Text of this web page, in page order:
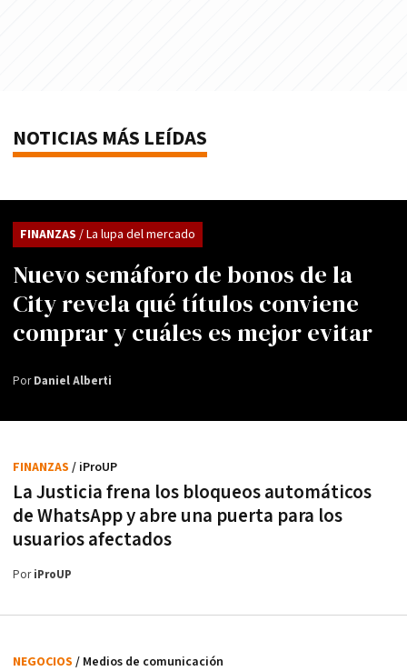
NOTICIAS MÁS LEÍDAS
Nuevo semáforo de bonos de la
City revela qué títulos conviene
comprar y cuáles es mejor evitar
FINANZAS / La lupa del mercado
PorDaniel Alberti
La Justicia frena los bloqueos automáticos
de WhatsApp y abre una puerta para los
usuarios afectados
FINANZAS / iProUP
PoriProUP
NEGOCIOS / Medios de comunicación